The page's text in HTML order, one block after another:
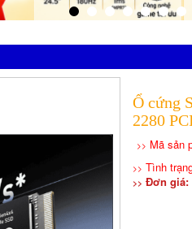
Ổ cứng
2280
>> Mã sản
>> Tình
>> Đơn giá: